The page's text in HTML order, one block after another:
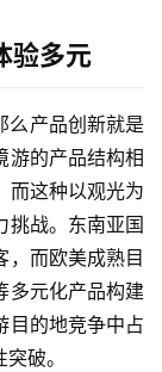
验多元
么产品创新就是
游的产品结构相
而这种以观光为
挑战。东南亚国
，而欧美成熟目
多元化产品构建
目的地竞争中占
破。